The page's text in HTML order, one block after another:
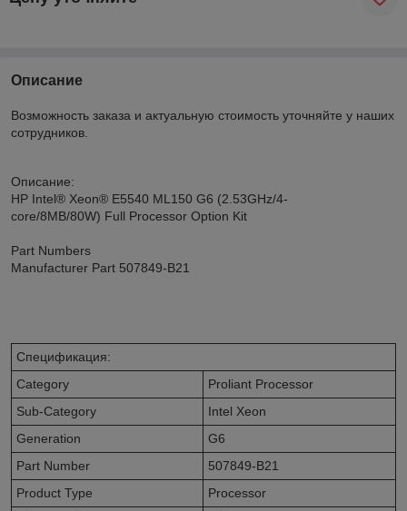
Описание
Возможность заказа и актуальную стоимость уточняйте у наших
сотрудников.
Описание:
HP Intel® Xeon® E5540 ML150 G6 (2.53GHz/4-
core/8MB/80W) Full Processor Option Kit
Part Numbers
Manufacturer Part 507849-B21
Спецификация:
Category
Proliant Processor
Sub-Category
Intel Xeon
Generation
G6
Part Number
507849-B21
Product Type
Processor